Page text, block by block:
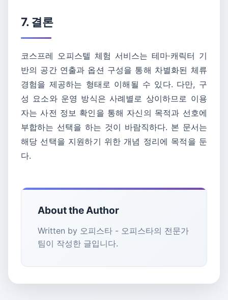
7. 결론
코스프레 오피스텔 체험 서비스는 테마·캐릭터 기
반의 공간 연출과 옵션 구성을 통해 차별화된 체류
경험을 제공하는 형태로 이해될 수 있다. 다만, 구
성 요소와 운영 방식은 사례별로 상이하므로 이용
자는 사전 정보 확인을 통해 자신의 목적과 선호에
부합하는 선택을 하는 것이 바람직하다. 본 문서는
해당 선택을 지원하기 위한 개념 정리에 목적을 둔
다.
About the Author
Written by 오피스타 - 오피스타의 전문가
팀이 작성한 글입니다.